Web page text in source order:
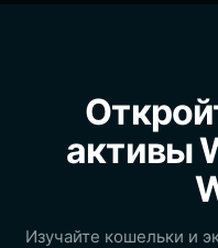
активы
Изучайте кошельки и